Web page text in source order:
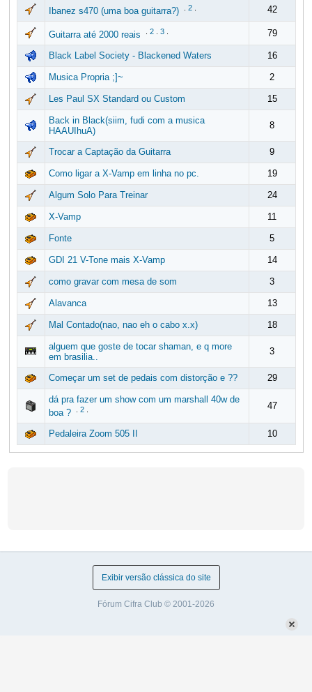
Ibanez s470 (uma boa guitarra?) 2. 42
Guitarra até 2000 reais 2. 3. 79
Black Label Society - Blackened Waters 16
Musica Propria ;]~ 2
Les Paul SX Standard ou Custom 15
Back in Black(siim, fudi com a musica
HAAUIhuA)
8
Trocar a Captação da Guitarra 9
Como ligar a X-Vamp em linha no pc. 19
Algum Solo Para Treinar 24
X-Vamp 11
Fonte 5
GDI 21 V-Tone mais X-Vamp 14
como gravar com mesa de som 3
Alavanca 13
Mal Contado(nao, nao eh o cabo x.x) 18
alguem que goste de tocar shaman, e q more
em brasilia..
3
Começar um set de pedais com distorção e ?? 29
dá pra fazer um show com um marshall 40w de
boa ?
2. 47
Pedaleira Zoom 505 II 10
Exibir versão clássica do site
Fórum Cifra Club © 2001-2026